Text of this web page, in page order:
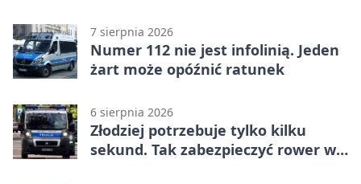
7 sierpnia 2026
Numer 112 nie jest infolinią. Jeden
żart może opóźnić ratunek
6 sierpnia 2026
Złodziej potrzebuje tylko kilku
sekund. Tak zabezpieczyć rower w